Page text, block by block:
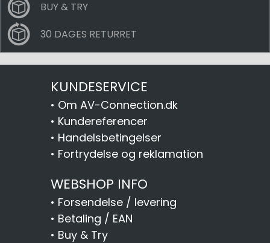
BUY & TRY
30 DAGES RETURRET
KUNDESERVICE
• Om AV-Connection.dk
• Kundereferencer
• Handelsbetingelser
• Fortrydelse og reklamation
WEBSHOP INFO
• Forsendelse / levering
• Betaling / EAN
• Buy & Try